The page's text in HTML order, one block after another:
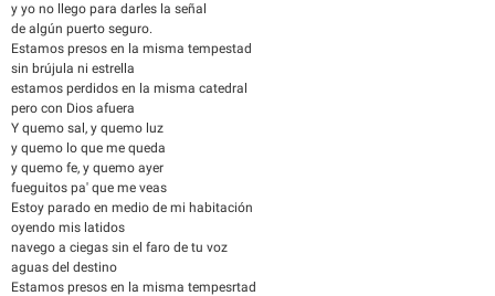
y yo no llego para darles la señal
de algún puerto seguro.
Estamos presos en la misma tempestad
sin brújula ni estrella
estamos perdidos en la misma catedral
pero con Dios afuera
Y quemo sal, y quemo luz
y quemo lo que me queda
y quemo fe, y quemo ayer
fueguitos pa' que me veas
Estoy parado en medio de mi habitación
oyendo mis latidos
navego a ciegas sin el faro de tu voz
aguas del destino
Estamos presos en la misma tempesrtad